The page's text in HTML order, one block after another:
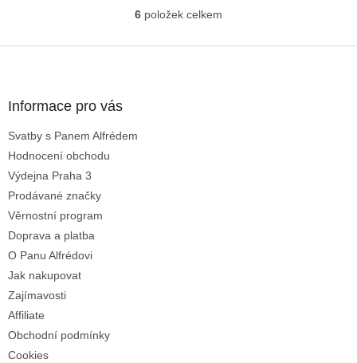
O
l
6 položek celkem
Informace pro vás
Svatby s Panem Alfrédem
Hodnocení obchodu
Výdejna Praha 3
Prodávané značky
Věrnostní program
Doprava a platba
O Panu Alfrédovi
Jak nakupovat
Zajímavosti
Affiliate
Obchodní podmínky
Cookies